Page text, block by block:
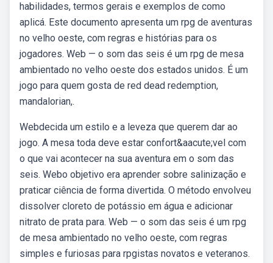
habilidades, termos gerais e exemplos de como
aplicá. Este documento apresenta um rpg de aventuras
no velho oeste, com regras e histórias para os
jogadores. Web — o som das seis é um rpg de mesa
ambientado no velho oeste dos estados unidos. É um
jogo para quem gosta de red dead redemption,
mandalorian,.
Webdecida um estilo e a leveza que querem dar ao
jogo. A mesa toda deve estar confort&aacute;vel com
o que vai acontecer na sua aventura em o som das
seis. Webo objetivo era aprender sobre salinização e
praticar ciência de forma divertida. O método envolveu
dissolver cloreto de potássio em água e adicionar
nitrato de prata para. Web — o som das seis é um rpg
de mesa ambientado no velho oeste, com regras
simples e furiosas para rpgistas novatos e veteranos.